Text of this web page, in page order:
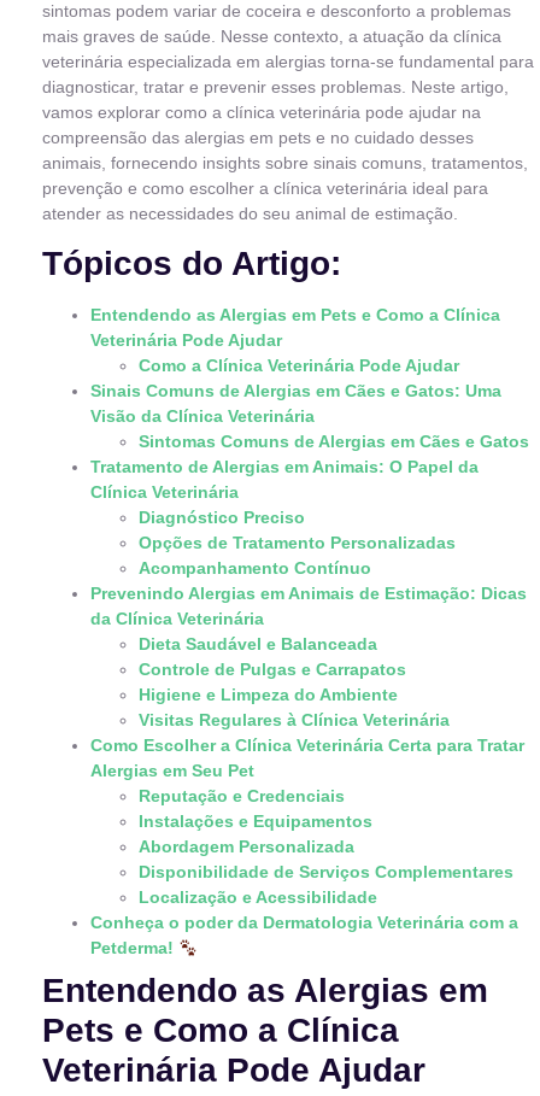
sintomas podem variar de coceira e desconforto a problemas
mais graves de saúde. Nesse contexto, a atuação da clínica
veterinária especializada em alergias torna-se fundamental para
diagnosticar, tratar e prevenir esses problemas. Neste artigo,
vamos explorar como a clínica veterinária pode ajudar na
compreensão das alergias em pets e no cuidado desses
animais, fornecendo insights sobre sinais comuns, tratamentos,
prevenção e como escolher a clínica veterinária ideal para
atender as necessidades do seu animal de estimação.
Tópicos do Artigo:
Entendendo as Alergias em Pets e Como a Clínica
Veterinária Pode Ajudar
Como a Clínica Veterinária Pode Ajudar
Sinais Comuns de Alergias em Cães e Gatos: Uma
Visão da Clínica Veterinária
Sintomas Comuns de Alergias em Cães e Gatos
Tratamento de Alergias em Animais: O Papel da
Clínica Veterinária
Diagnóstico Preciso
Opções de Tratamento Personalizadas
Acompanhamento Contínuo
Prevenindo Alergias em Animais de Estimação: Dicas
da Clínica Veterinária
Dieta Saudável e Balanceada
Controle de Pulgas e Carrapatos
Higiene e Limpeza do Ambiente
Visitas Regulares à Clínica Veterinária
Como Escolher a Clínica Veterinária Certa para Tratar
Alergias em Seu Pet
Reputação e Credenciais
Instalações e Equipamentos
Abordagem Personalizada
Disponibilidade de Serviços Complementares
Localização e Acessibilidade
Conheça o poder da Dermatologia Veterinária com a
Petderma!
Entendendo as Alergias em
Pets e Como a Clínica
Veterinária Pode Ajudar